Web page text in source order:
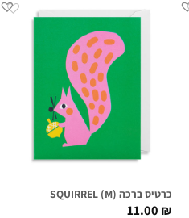
כרטיס ברכה (SQUIRREL (M
11.00₪